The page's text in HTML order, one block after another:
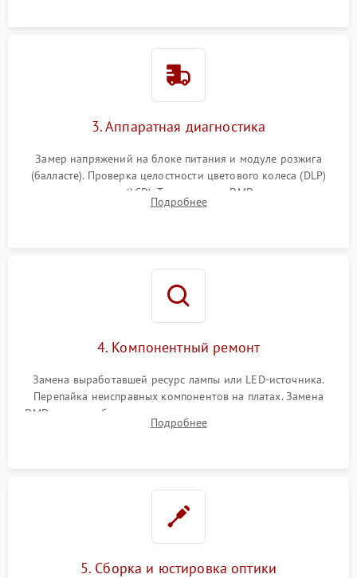
3. Аппаратная диагностика
Замер напряжений на блоке питания и модуле розжига
(балласте). Проверка целостности цветового колеса (DLP)
или поляризаторов (LCD). Тестирование DMD-чипа, датчиков
температуры и оптопар с помощью мультиметра и
Подробнее
4. Компонентный ремонт
Замена выработавшей ресурс лампы или LED-источника.
Перепайка неисправных компонентов на платах. Замена
DMD-чипа при битых пикселях, установка нового цветового
колеса или восстановление сгоревших поляризационных
Подробнее
5. Сборка и юстировка оптики